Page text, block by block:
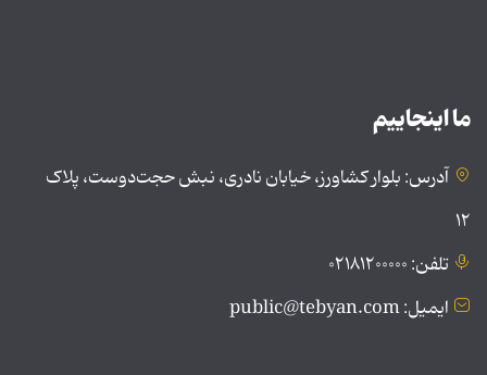
ما اینجاییم
آدرس: بلوار کشاورز، خیابان نادری، نبش حجت‌دوست، پلاک
۱۲
تلفن: ۰۲۱۸۱۲۰۰۰۰۰
ایمیل: public@tebyan.com